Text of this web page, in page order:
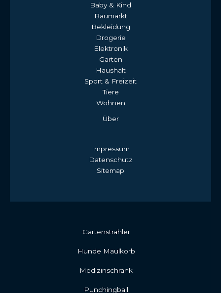
Baby & Kind
Baumarkt
Bekleidung
Drogerie
Elektronik
Garten
Haushalt
Sport & Freizeit
Tiere
Wohnen
Über
Impressum
Datenschutz
Sitemap
Gartenstrahler
Hunde Maulkorb
Medizinschrank
Punchingball